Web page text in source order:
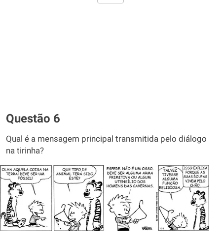
Questão 6
Qual é a mensagem principal transmitida pelo diálogo
na tirinha?